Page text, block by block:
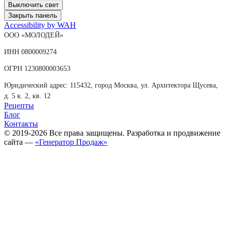
Выключить свет
Закрыть панель
Accessibility by WAH
ООО «МОЛОДЕЙ»
ИНН 0800009274
ОГРН 1230800003653
Юридический адрес: 115432, город Москва, ул. Архитектора Щусева,
д. 5 к. 2, кв. 12
Рецепты
Блог
Контакты
© 2019-2026 Все права защищены. Разработка и продвижение
сайта — «Генератор Продаж»